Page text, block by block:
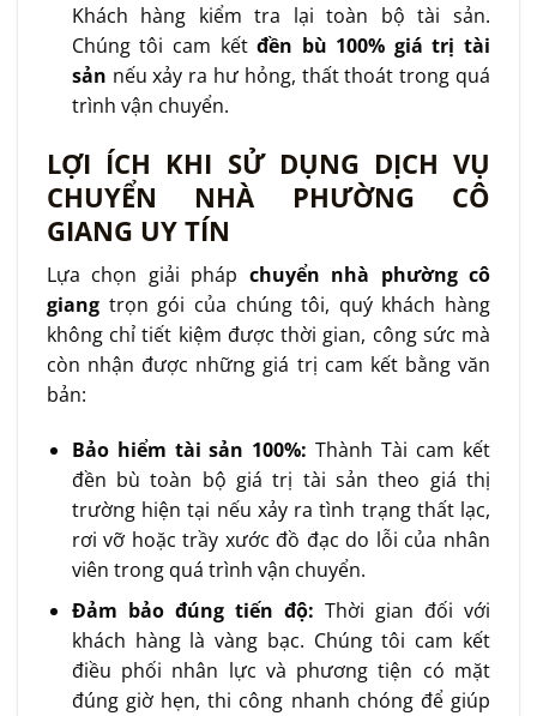
Khách hàng kiểm tra lại toàn bộ tài sản.
Chúng tôi cam kếtđền bù 100% giá trị tài
sản nếu xảy ra hư hỏng, thất thoát trong quá
trình vận chuyển.
LỢI ÍCH KHI SỬ DỤNG DỊCH VỤ
CHUYỂN NHÀ PHƯỜNG CÔ
GIANG UY TÍN
Lựa chọn giải pháp chuyển nhà phường cô
giang trọn gói của chúng tôi, quý khách hàng
không chỉ tiết kiệm được thời gian, công sức mà
còn nhận được những giá trị cam kết bằng văn
bản:
Bảo hiểm tài sản 100%: Thành Tài cam kết
đền bù toàn bộ giá trị tài sản theo giá thị
trường hiện tại nếu xảy ra tình trạng thất lạc,
rơi vỡ hoặc trầy xước đồ đạc do lỗi của nhân
viên trong quá trình vận chuyển.
Đảm bảo đúng tiến độ: Thời gian đối với
khách hàng là vàng bạc. Chúng tôi cam kết
điều phối nhân lực và phương tiện có mặt
đúng giờ hẹn, thi công nhanh chóng để giúp